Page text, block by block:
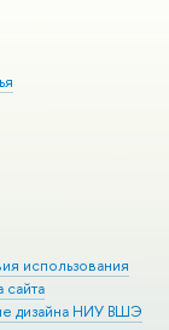
использования
сайта
дизайна НИУ ВШЭ